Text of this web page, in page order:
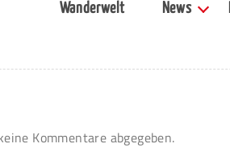
Wanderwelt News
Kommentare abgegeben.